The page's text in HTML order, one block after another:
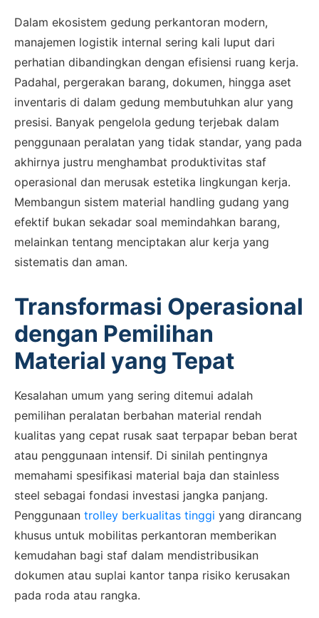
Dalam ekosistem gedung perkantoran modern,
manajemen logistik internal sering kali luput dari
perhatian dibandingkan dengan efisiensi ruang kerja.
Padahal, pergerakan barang, dokumen, hingga aset
inventaris di dalam gedung membutuhkan alur yang
presisi. Banyak pengelola gedung terjebak dalam
penggunaan peralatan yang tidak standar, yang pada
akhirnya justru menghambat produktivitas staf
operasional dan merusak estetika lingkungan kerja.
Membangun sistem material handling gudang yang
efektif bukan sekadar soal memindahkan barang,
melainkan tentang menciptakan alur kerja yang
sistematis dan aman.
Transformasi Operasional
dengan Pemilihan
Material yang Tepat
Kesalahan umum yang sering ditemui adalah
pemilihan peralatan berbahan material rendah
kualitas yang cepat rusak saat terpapar beban berat
atau penggunaan intensif. Di sinilah pentingnya
memahami spesifikasi material baja dan stainless
steel sebagai fondasi investasi jangka panjang.
Penggunaan trolley berkualitas tinggi yang dirancang
khusus untuk mobilitas perkantoran memberikan
kemudahan bagi staf dalam mendistribusikan
dokumen atau suplai kantor tanpa risiko kerusakan
pada roda atau rangka.